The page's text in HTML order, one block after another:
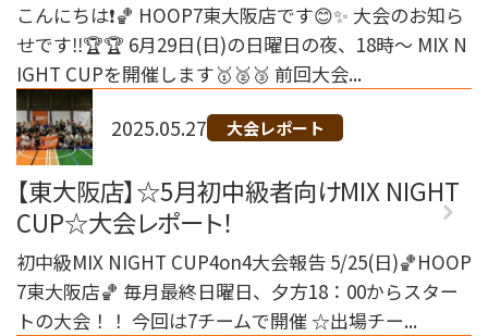
こんにちは❗️🏀 HOOP7東大阪店です😊✨ 大会のお知ら
せです‼️🏆🏆 6月29日(日)の日曜日の夜、18時～ MIX N
IGHT CUPを開催します🥇🥈🥉 前回大会...
2025.05.27 大会レポート
【東大阪店】☆5月初中級者向けMIX NIGHT
CUP☆大会レポート！
初中級MIX NIGHT CUP4on4大会報告 5/25(日)🏀HOOP
7東大阪店🏀 毎月最終日曜日、夕方18：00からスター
トの大会！！ 今回は7チームで開催 ☆出場チー...